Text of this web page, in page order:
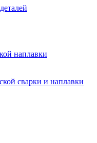
наплавки
сварки и наплавки